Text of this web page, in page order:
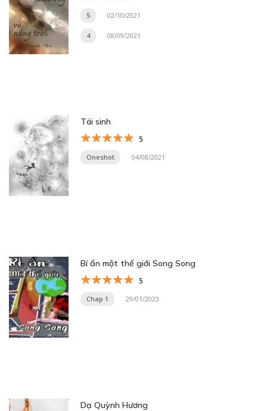
5 02/10/2021
4 08/09/2021
Tái sinh
5
Oneshot 04/08/2021
Bí ẩn một thế giới Song Song
5
Chap 1 29/01/2023
Dạ Quỳnh Hương